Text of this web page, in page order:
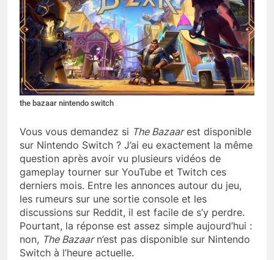
the bazaar nintendo switch
Vous vous demandez si The Bazaarest disponible
sur Nintendo Switch ? J’ai eu exactement la même
question après avoir vu plusieurs vidéos de
gameplay tourner sur YouTube et Twitch ces
derniers mois. Entre les annonces autour du jeu,
les rumeurs sur une sortie console et les
discussions sur Reddit, il est facile de s’y perdre.
Pourtant, la réponse est assez simple aujourd’hui :
non, The Bazaarn’est pas disponible sur Nintendo
Switch à l’heure actuelle.